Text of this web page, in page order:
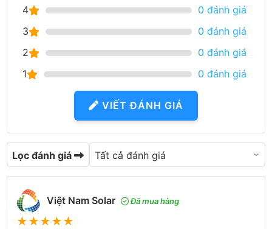
4
0 đánh giá
3
0 đánh giá
2
0 đánh giá
1
0 đánh giá
VIẾT ĐÁNH GIÁ
Lọc đánh giá
Việt Nam Solar Đã mua hàng
★★★★★